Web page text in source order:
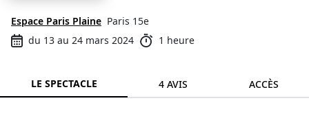
Espace Paris Plaine Paris 15e
du 13 au 24 mars 2024
1 heure
LE SPECTACLE 4 AVIS ACCÈS